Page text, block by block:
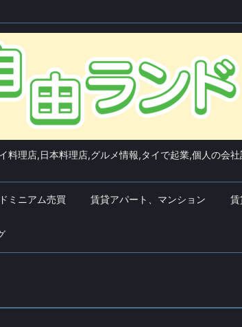
料理店,日本料理店,グルメ情報,タイで起業,個人の会
ミニアム売買 賃貸アパート、マンション 賃